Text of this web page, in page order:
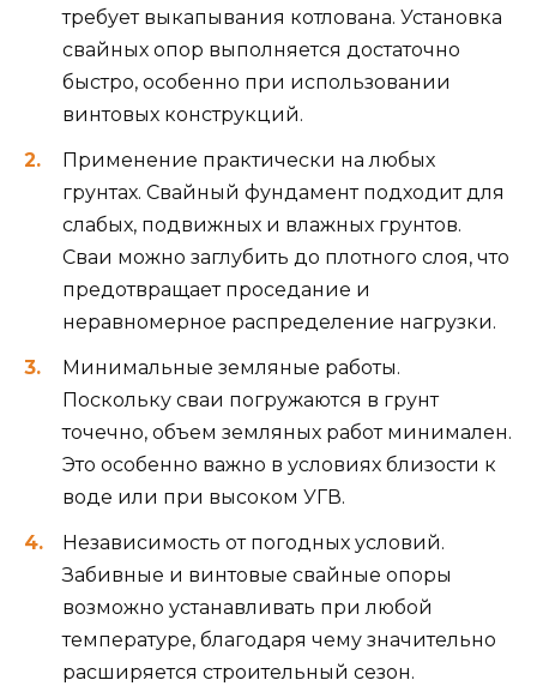
требует выкапывания котлована. Установка
свайных опор выполняется достаточно
быстро, особенно при использовании
винтовых конструкций.
Применение практически на любых
грунтах. Свайный фундамент подходит для
слабых, подвижных и влажных грунтов.
Сваи можно заглубить до плотного слоя, что
предотвращает проседание и
неравномерное распределение нагрузки.
Минимальные земляные работы.
Поскольку сваи погружаются в грунт
точечно, объем земляных работ минимален.
Это особенно важно в условиях близости к
воде или при высоком УГВ.
Независимость от погодных условий.
Забивные и винтовые свайные опоры
возможно устанавливать при любой
температуре, благодаря чему значительно
расширяется строительный сезон.